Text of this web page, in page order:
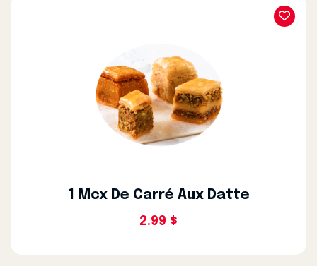
1 Mcx De Carré Aux Datte
2.99 $